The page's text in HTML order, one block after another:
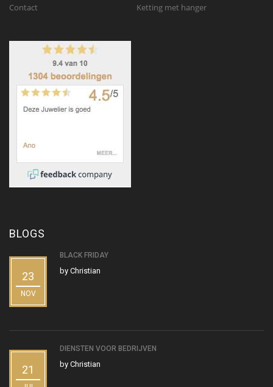
Contact
Ketting met hanger
BLOGS
23
NOV
BLACK FRIDAY
by Christian
21
DIENSTEN VOOR BEDRIJVEN
by Christian